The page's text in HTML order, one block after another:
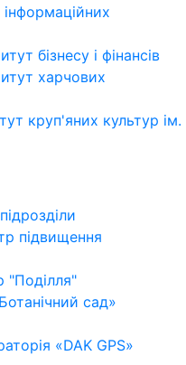
бізнесу і фінансів
харчових
круп'яних культур ім.
підвищення
"Поділля"
сад»
«DAK GPS»